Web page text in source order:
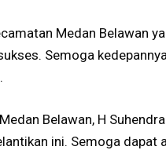
Medan Belawan
Semoga
Belawan, H
ini. Semoga dapat